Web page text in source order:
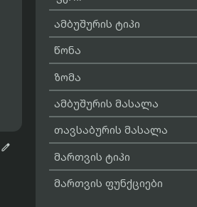

ამბუშურის ტიპი
წონა
ზომა
ამბუშურის მასალა
თავსაბურის მასალა
მართვის ტიპი
მართვის ფუნქციები